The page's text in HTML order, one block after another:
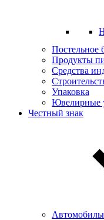
Постельное
Продукты
Средства
Упаковка
Ювелирные
Честный знак